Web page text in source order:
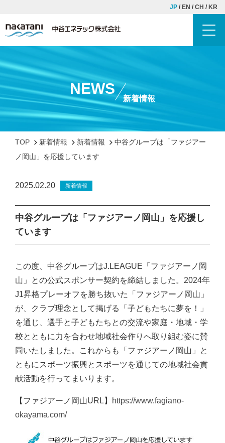
中谷エネテックについて
理念・ご挨拶
会社概要
歴史
事業紹介
配管工事
タンク工事
回転機械工事
オペレーションサポート
石油製品販売
施工事例
CSR
安全・品質への取り組み
社会貢献への取り組み
働きやすさへの取り組み
採用情報
JP EN CH KR
NEWS
新着情報
TOP 新着情報 新着情報
中谷グループは「ファジアー
ノ岡山」を応援しています
2025.02.20 新着情報
中谷グループは「ファジアーノ岡山」を応援し
ています
この度、中谷グループはJ.LEAGUE「ファジアーノ岡
山」との公式スポンサー契約を締結しました。2024年
J1昇格プレーオフを勝ち抜いた「ファジアーノ岡山」
が、クラブ理念として掲げる「子どもたちに夢を！」
を通じ、選手と子どもたちとの交流や家庭・地域・学
校とともに力を合わせ地域社会作りへ取り組む姿に賛
同いたしました。これからも「ファジアーノ岡山」と
ともにスポーツ振興とスポーツを通じての地域社会貢
献活動を行ってまいります。
【ファジアーノ岡山URL】
https://www.fagiano-
okayama.com/